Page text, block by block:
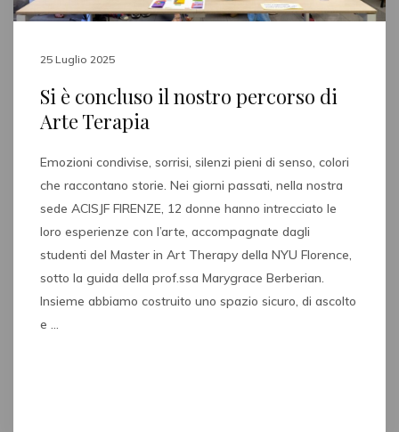
25 Luglio 2025
Si è concluso il nostro percorso di
Arte Terapia
Emozioni condivise, sorrisi, silenzi pieni di senso, colori
che raccontano storie. Nei giorni passati, nella nostra
sede ACISJF FIRENZE, 12 donne hanno intrecciato le
loro esperienze con l’arte, accompagnate dagli
studenti del Master in Art Therapy della NYU Florence,
sotto la guida della prof.ssa Marygrace Berberian.
Insieme abbiamo costruito uno spazio sicuro, di ascolto
e …